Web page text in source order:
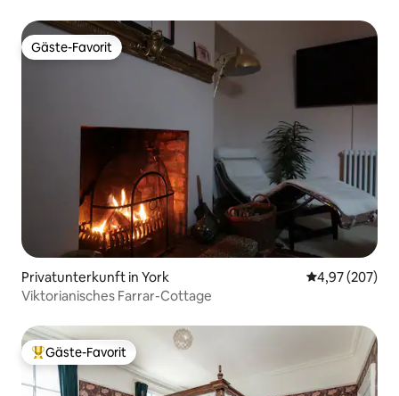
Gäste-Favorit
Gäste-Favorit
Privatunterkunft in York
4,97 (207)
Viktorianisches Farrar-Cottage
Beliebter Gäste-Favorit.
Gäste-Favorit